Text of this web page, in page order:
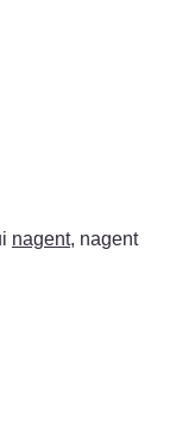
nagent, nagent